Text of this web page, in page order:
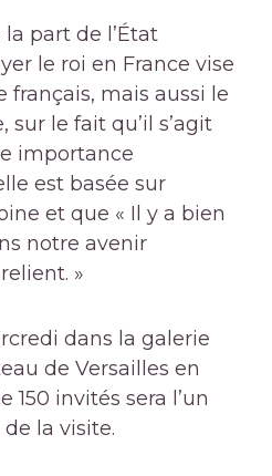
part de l’État
le roi en France vise
français, mais aussi le
le fait qu’il s’agit
importance
est basée sur
et que « Il y a bien
notre avenir
»
dans la galerie
de Versailles en
150 invités sera l’un
la visite.